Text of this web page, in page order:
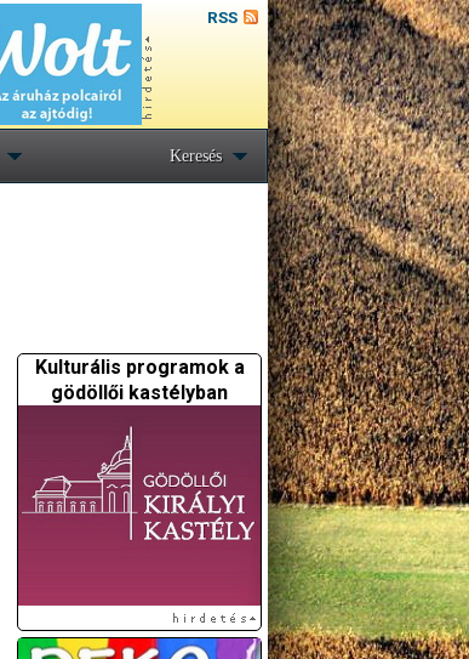
RSS
Keresés
Kulturális programok a
gödöllői kastélyban